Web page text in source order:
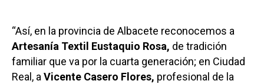
“Así, en la provincia de Albacete reconocemos a
Artesanía Textil Eustaquio Rosa, de tradición
familiar que va por la cuarta generación; en Ciudad
Real, aVicente Casero Flores, profesional de la